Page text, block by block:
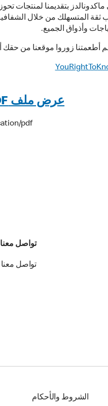
بتقديمنا لمنتجات
المتسهلك من خلال
وأذواق الجميع.
أطعمتنا زوروا موقعنا من
عرض ملف PDF القابل للطباعة
pdf
تواصل معنا
تواصل معنا
الشروط والأحكام